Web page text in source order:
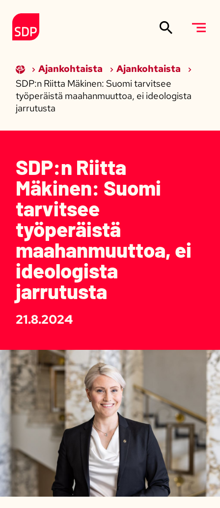
Etusivulle
Ajankohtaista
Ajankohtaista
SDP:n Riitta Mäkinen: Suomi tarvitsee
työperäistä maahanmuuttoa, ei ideologista
jarrutusta
SDP:n Riitta
Mäkinen: Suomi
tarvitsee
työperäistä
maahanmuuttoa, ei
ideologista
jarrutusta
21.8.2024